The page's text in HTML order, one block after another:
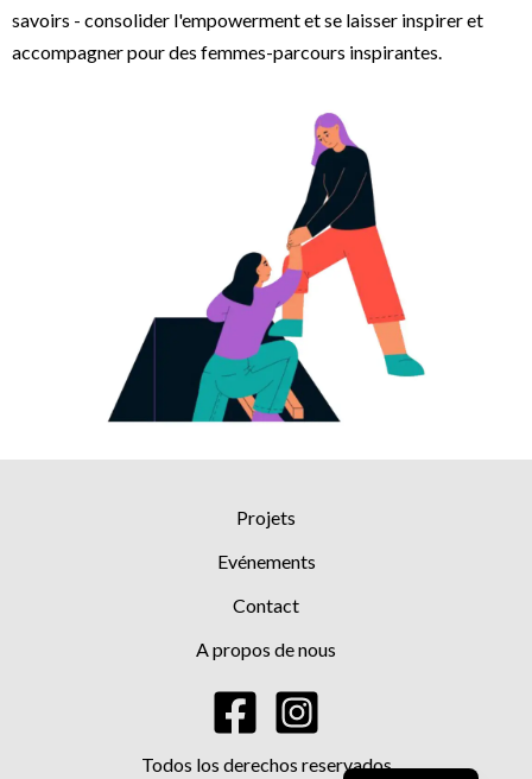
savoirs - consolider l'empowerment et se laisser inspirer et
accompagner pour des femmes-parcours inspirantes.
Projets
Evénements
Contact
A propos de nous
Todos los derechos reservadosSpanish